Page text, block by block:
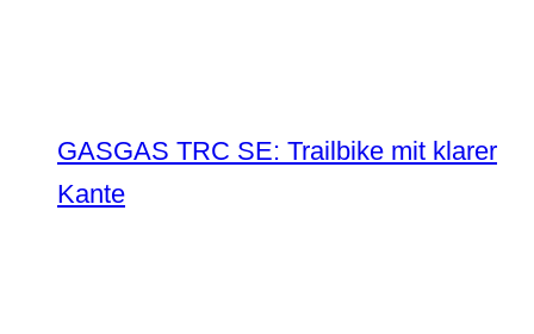
GASGAS TRC SE: Trailbike mit klarer
Kante